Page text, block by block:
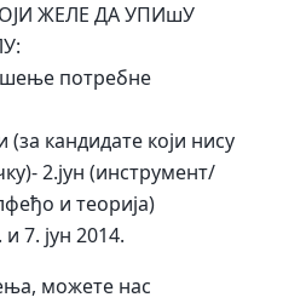
ЖЕЛЕ ДА УПИшУ
потребне
кандидате који нису
2.јун (инструмент/
и теорија)
7. јун 2014.
можете нас